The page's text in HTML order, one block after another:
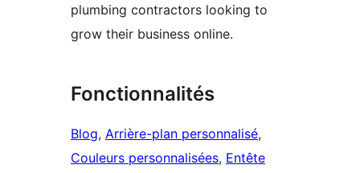
plumbing contractors looking to
grow their business online.
Fonctionnalités
Blog, Arrière-plan personnalisé
Couleurs personnalisées, Entête